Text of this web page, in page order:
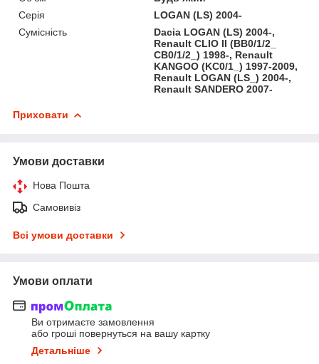
Серія
LOGAN (LS) 2004-
Сумісність
Dacia LOGAN (LS) 2004-,
Renault CLIO II (BB0/1/2_
CB0/1/2_) 1998-, Renault
KANGOO (KC0/1_) 1997-2009,
Renault LOGAN (LS_) 2004-,
Renault SANDERO 2007-
Приховати
Умови доставки
Нова Пошта
Самовивіз
Всі умови доставки
Умови оплати
Ви отримаєте замовлення
або гроші повернуться на вашу картку
Детальніше